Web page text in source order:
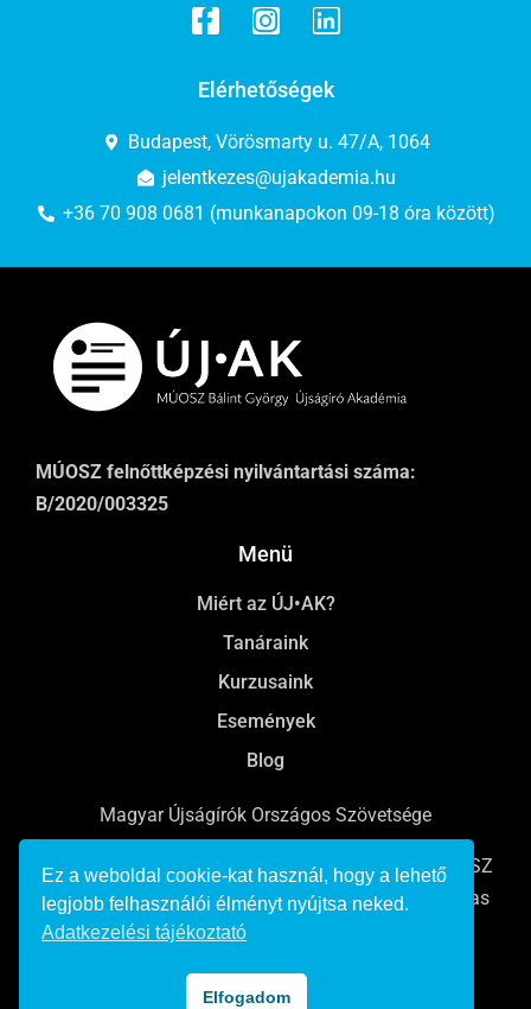
Elérhetőségek
Budapest, Vörösmarty u. 47/A, 1064
jelentkezes@ujakademia.hu
+36 70 908 0681 (munkanapokon 09-18 óra között)
MÚOSZ felnőttképzési nyilvántartási száma:
B/2020/003325
Menü
Miért az ÚJ•AK?
Tanáraink
Kurzusaink
Események
Blog
Magyar Újságírók Országos Szövetsége
Online, rádiós és televíziós újságíróképzések a MÚOSZ
Bálint György Újságíró Akadémián Pulitzer-emlékdíjas
tanárokkal, karriertámogatással.
© 2022 Minden jog fenntartva
Ez a weboldal cookie-kat használ, hogy a lehető
legjobb felhasználói élményt nyújtsa neked.
Adatkezelési tájékoztató
Elfogadom